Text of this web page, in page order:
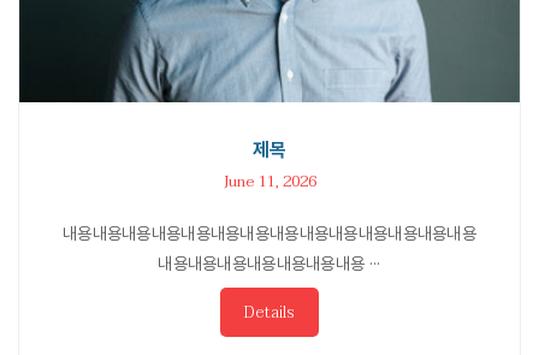
제목
June 11, 2026
내용내용내용내용내용내용내용내용내용내용내용내용내용내용
내용내용내용내용내용내용내용 ···
Details